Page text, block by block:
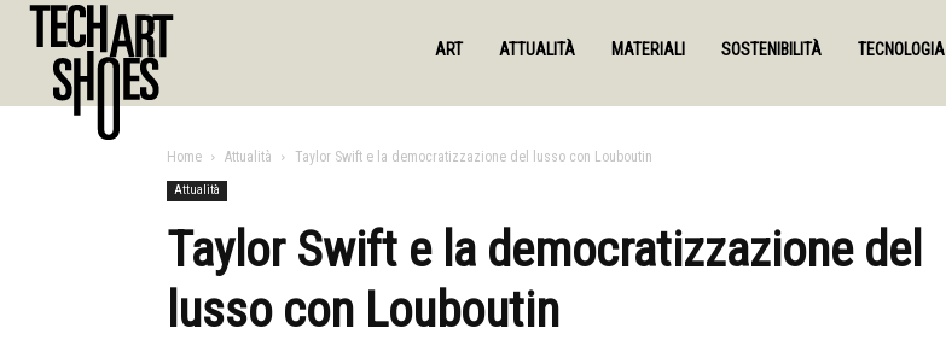
ART ATTUALITÀ MATERIALI SOSTENIBILITÀ TECNOLOGIA
Home Attualità Taylor Swift e la democratizzazione del lusso con Louboutin
Attualità
Taylor Swift e la democratizzazione del
lusso con Louboutin